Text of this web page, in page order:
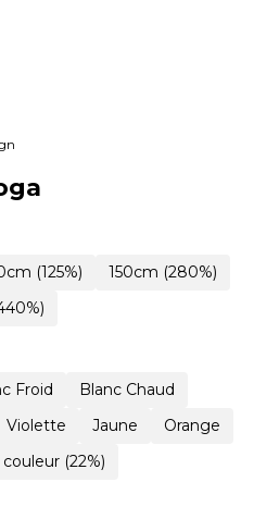
(125%)
150cm (280%)
Froid
Blanc Chaud
Violette Jaune
Orange
(22%)